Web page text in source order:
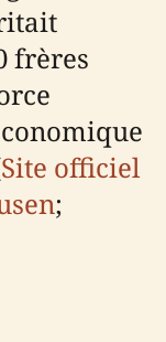
frères
Site officiel
;